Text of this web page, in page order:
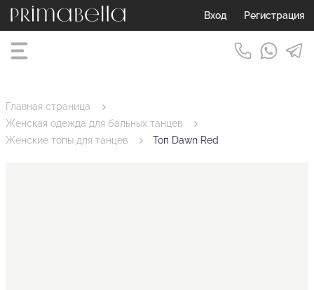
Вход Регистрация
Главная страница
Женская одежда для бальных танцев
Женские топы для танцев
Топ Dawn Red